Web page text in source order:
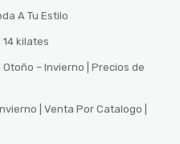
A Tu Estilo
14 kilates
– Invierno | Precios de
| Venta Por Catalogo |